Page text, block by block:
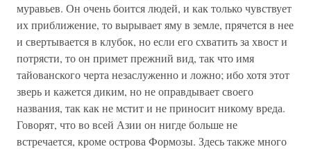
муравьев. Он очень боится людей, и как только чувствует
их приближение, то вырывает яму в земле, прячется в нее
и свертывается в клубок, но если его схватить за хвост и
потрясти, то он примет прежний вид, так что имя
тайованского черта незаслуженно и ложно; ибо хотя этот
зверь и кажется диким, но не оправдывает своего
названия, так как не мстит и не приносит никому вреда.
Говорят, что во всей Азии он нигде больше не
встречается, кроме острова Формозы. Здесь также много